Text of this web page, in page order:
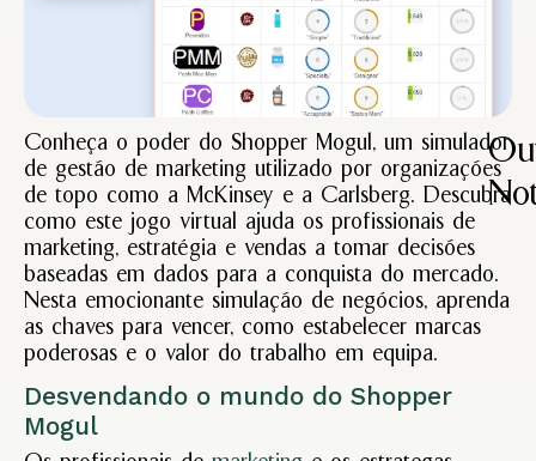
Conheça o poder do Shopper Mogul, um simulador
de gestão de marketing utilizado por organizações
de topo como a McKinsey e a Carlsberg. Descubra
como este jogo virtual ajuda os profissionais de
marketing, estratégia e vendas a tomar decisões
baseadas em dados para a conquista do mercado.
Nesta emocionante simulação de negócios, aprenda
as chaves para vencer, como estabelecer marcas
poderosas e o valor do trabalho em equipa.
Desvendando o mundo do Shopper
Mogul
do